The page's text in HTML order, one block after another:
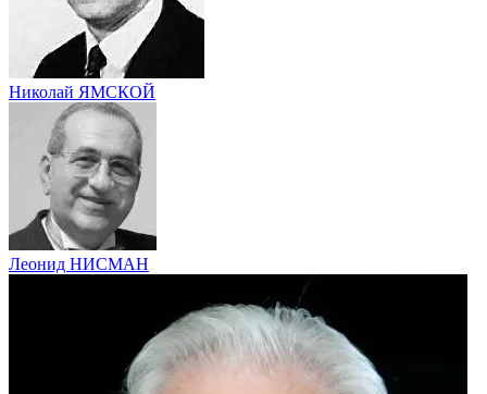
Николай ЯМСКОЙ
Леонид НИСМАН